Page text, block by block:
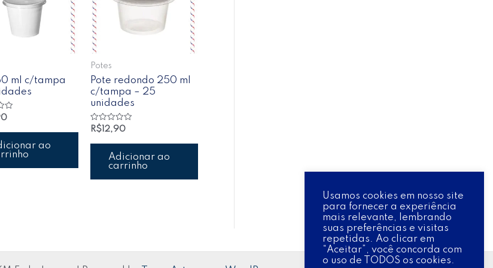
ml c/tampa
ao
Potes
Pote redondo 250 ml
c/tampa – 25
unidades
Avaliação
de
R$12,90
Adicionar ao
carrinho
Usamos cookies em nosso site
para fornecer a experiência
mais relevante, lembrando
suas preferências e visitas
repetidas. Ao clicar em
“Aceitar”, você concorda com
o uso de TODOS os cookies.